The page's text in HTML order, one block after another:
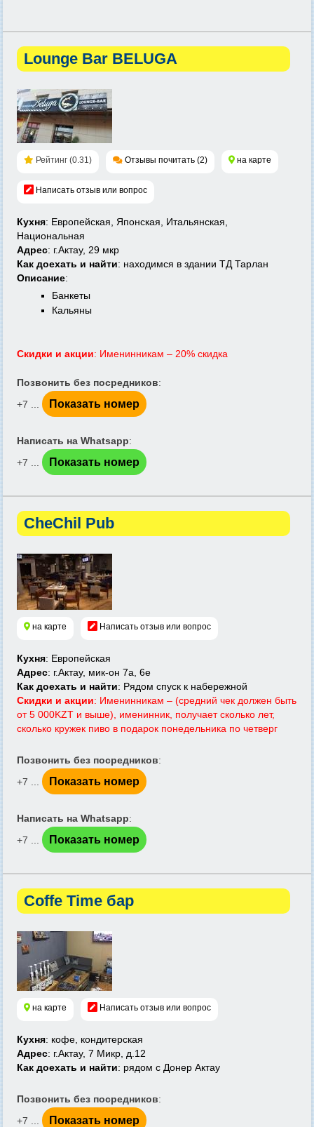
Lounge Bar BELUGA
Рейтинг (0.31) Отзывы почитать (2) на карте
Написать отзыв или вопрос
Кухня: Европейская, Японская, Итальянская,
Национальная
Адрес: г.Актау, 29 мкр
Как доехать и найти: находимся в здании ТД Тарлан
Описание:
Банкеты
Кальяны
Скидки и акции: Именинникам – 20% скидка
Позвонить без посредников:
+7 ...
Показать номер
Написать на Whatsapp:
+7 ...
Показать номер
CheChil Pub
на карте Написать отзыв или вопрос
Кухня: Европейская
Адрес: г.Актау, мик-он 7а, 6е
Как доехать и найти: Рядом спуск к набережной
Скидки и акции: Именинникам – (средний чек должен быть
от 5 000KZT и выше), именинник, получает сколько лет,
сколько кружек пиво в подарок понедельника по четверг
Позвонить без посредников:
+7 ...
Показать номер
Написать на Whatsapp:
+7 ...
Показать номер
Coffe Time бар
на карте Написать отзыв или вопрос
Кухня: кофе, кондитерская
Адрес: г.Актау, 7 Микр, д.12
Как доехать и найти: рядом с Донер Актау
Позвонить без посредников:
+7 ...
Показать номер